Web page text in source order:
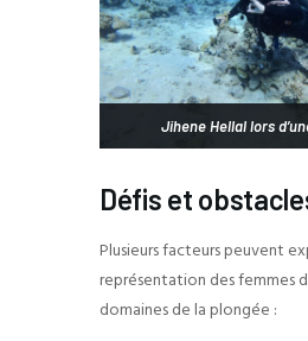
Jihene Hellal lors
Défis et
Plusieurs facteurs peuvent
représentation des femmes
domaines de la plongée :